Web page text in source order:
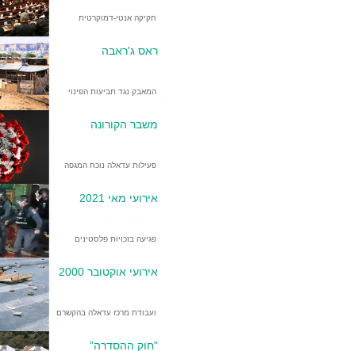
חקיקה אנטי-דמוקרטית
ראס ג'ראבה
המאבק נגד תביעות הפינוי
משבר הקורונה
פעילות עדאלה נוכח המגפה
אירועי מאי 2021
פגיעה בזכויות פלסטינים
אירועי אוקטובר 2000
ועבודת מרכז עדאלה בהקשרם
"חוק ההסדרה"